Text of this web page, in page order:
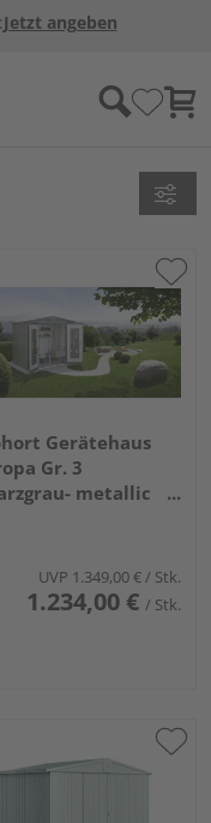
Jetzt angeben
Gerätehaus
Gr. 3
metallic
UVP 1.349,00 €/ Stk.
1.234,00 € / Stk.